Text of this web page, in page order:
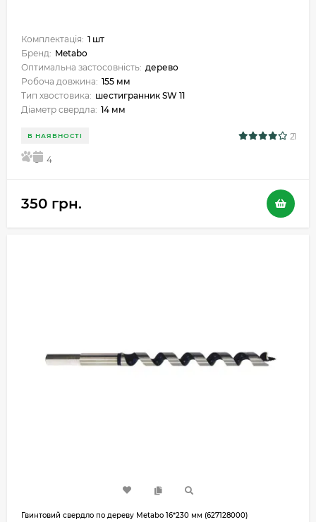
Комплектація: 1 шт
Бренд: Metabo
Оптимальна застосовність: дерево
Робоча довжина: 155 мм
Тип хвостовика: шестигранник SW 11
Діаметр свердла: 14 мм
В НАЯВНОСТІ 21
5 4
350 грн.
Гвинтовий свердло по дереву Metabo 16*230 мм (627128000)